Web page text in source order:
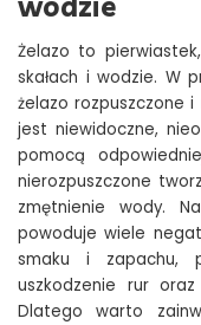
Żelazo to
skałach i wodzie. W
żelazo rozpuszczone
jest niewidoczne,
pomocą
nierozpuszczone
zmętnienie wody.
powoduje wiele
smaku i zapachu,
uszkodzenie rur
Dlatego warto